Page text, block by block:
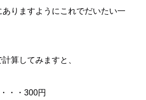
ありますようにこれでだいたい一
算してみますと、
・・300円